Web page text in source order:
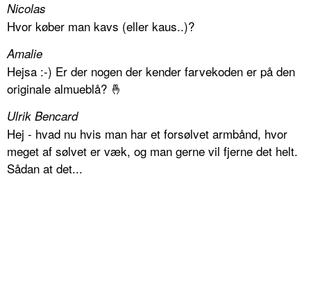
Nicolas
Hvor køber man kavs (eller kaus..)?
Amalie
Hejsa :-) Er der nogen der kender farvekoden er på den
originale almueblå? 🤞
Ulrik Bencard
Hej - hvad nu hvis man har et forsølvet armbånd, hvor
meget af sølvet er væk, og man gerne vil fjerne det helt.
Sådan at det...